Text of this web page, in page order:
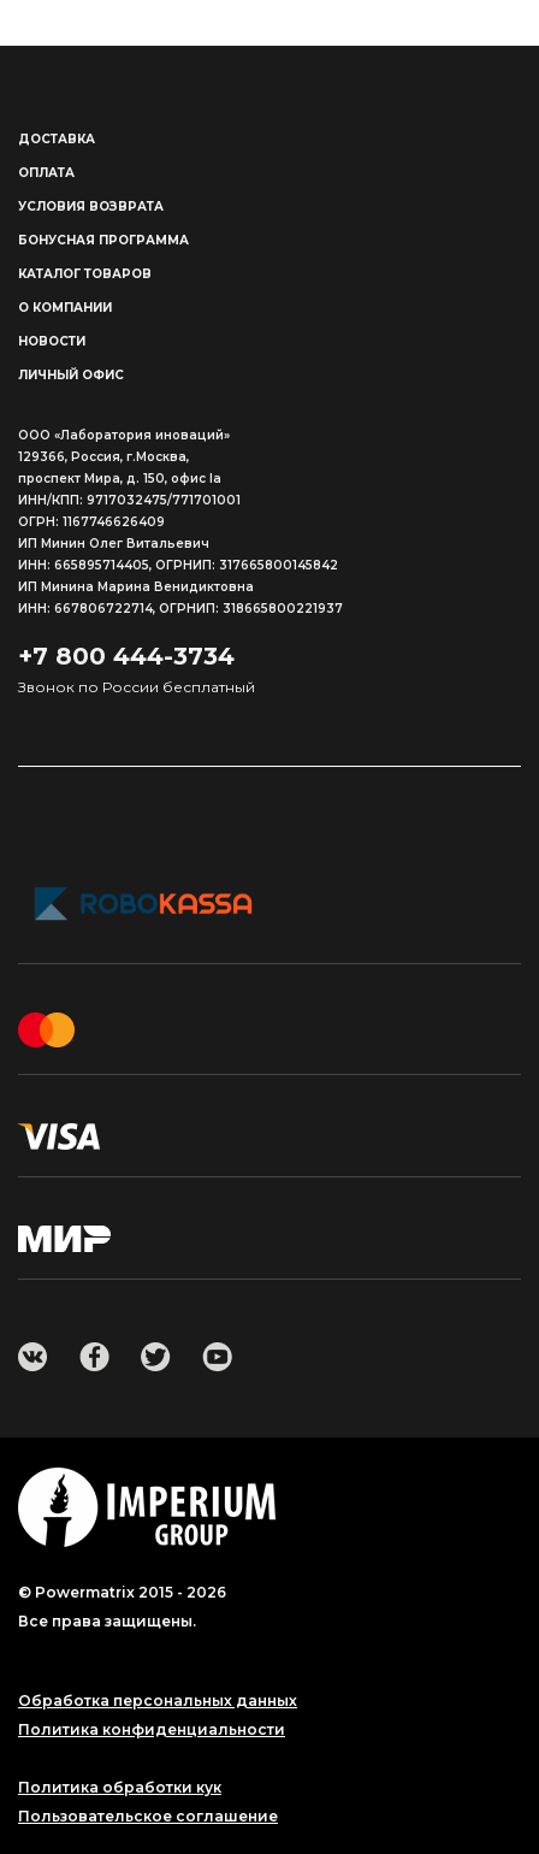
ДОСТАВКА
ОПЛАТА
УСЛОВИЯ ВОЗВРАТА
БОНУСНАЯ ПРОГРАММА
КАТАЛОГ ТОВАРОВ
О КОМПАНИИ
НОВОСТИ
ЛИЧНЫЙ ОФИС
ООО «Лаборатория иноваций»
129366, Россия, г.Москва,
проспект Мира, д. 150, офис Ia
ИНН/КПП: 9717032475/771701001
ОГРН: 1167746626409
ИП Минин Олег Витальевич
ИНН: 665895714405, ОГРНИП: 317665800145842
ИП Минина Марина Венидиктовна
ИНН: 667806722714, ОГРНИП: 318665800221937
+7 800 444-3734
Звонок по России бесплатный
© Powermatrix 2015 - 2026
Все права защищены.
Обработка персональных данных
Политика конфиденциальности
Политика обработки кук
Пользовательское соглашение